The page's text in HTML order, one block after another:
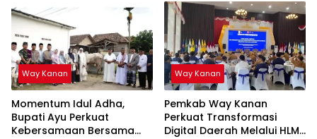
Way Kanan
Momentum Idul Adha,
Bupati Ayu Perkuat
Kebersamaan Bersama
Way Kanan
Pemkab Way Kanan
Perkuat Transformasi
Digital Daerah Melalui HLM